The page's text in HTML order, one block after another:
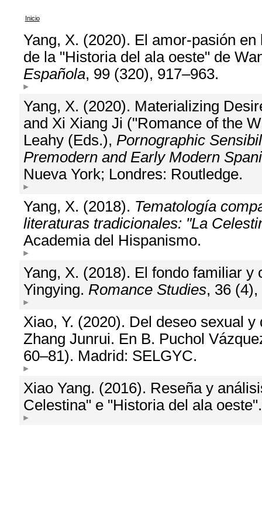
Inicio
Yang, X. (2020). El amor-pasión
de la "Historia del ala oeste" de
Española, 99 (320), 917–963.
Yang, X. (2020). Materializing
and Xi Xiang Ji ("Romance of the
Leahy (Eds.), Pornographic
Premodern and Early Modern
Nueva York; Londres: Routledge.
Yang, X. (2018). Tematología
literaturas tradicionales: "La
Academia del Hispanismo.
Yang, X. (2018). El fondo familiar
Yingying. Romance Studies, 36 (4),
Xiao, Y. (2020). Del deseo sexual
Zhang Junrui. En B. Puchol
60–81). Madrid: SELGYC.
Xiao Yang. (2016). Reseña y
Celestina" e "Historia del ala